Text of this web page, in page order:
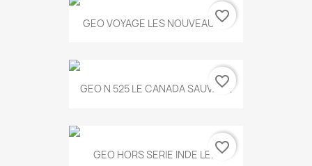
GEO VOYAGE LES NOUVEAUX...
favorite_border
GEO N 525 LE CANADA SAUVAGE
favorite_border
GEO HORS SERIE INDE LE...favorite_border